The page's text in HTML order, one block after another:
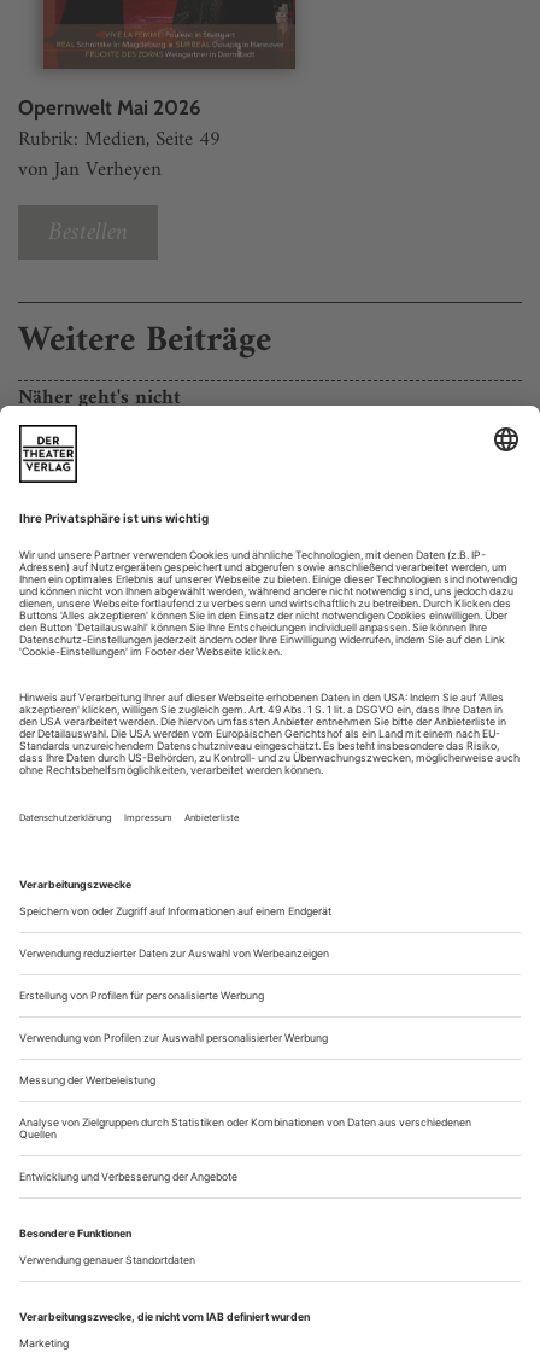
Opernwelt Mai 2026
Rubrik: Medien, Seite 49
von Jan Verheyen
Bestellen
Weitere Beiträge
Näher geht's nicht
Gute Einstiegsdrogen: Das Allee Theater in Hamburg zeigt
«Hoffmanns Erzählungen», in der Elbphilharmonie singt Elsa Dreißig
Bellini
Drei Notenpulte stehen vor dem Eingang in den
Zuschauerraum des Allee Theaters. Noch sind die Flügeltüren
in den Saal verschlossen. Kaum eingetreten in das Foyer von
Hamburgs kleinstem Opernhaus sind wir dennoch gleich
mittendrin im munteren Geschehen. Und unversehens spielen
um das Experiment in diesem...
Ganz schön naiv
Musiktheater. Damit hat er schon einmal mehr Qualitäten
versammelt als das Gros der aktuell angesagten
Moderegisseure. Freilich ist damit allein noch keine
Spitzenklasse garantiert, und auch dieses «Rheingold» lässt
mindestens hinsichtlich der Personenführung...
Hartnäckige Klischees
Starke Werkeinführung, problematische Biographie: ein neues Buch
über César Franck
Lauter schwierige Patienten», hieß mal eine Gesprächsreihe
im Fernsehen des SWR, in der Marcel Reich-Ranicki
gemeinsam mit Peter Voß schwer einsortierbare Autoren
behandelte. Erich Kästner gehörte dazu, Inge -borg
Bachmann, Golo Mann. Wäre es in dieser Sendereihe um
Komponisten gegangen, hätte César Franck wohl einen festen
Platz gehabt: ein Mann, der nahezu...